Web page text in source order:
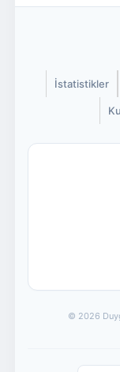
İstatistikler
© 2026